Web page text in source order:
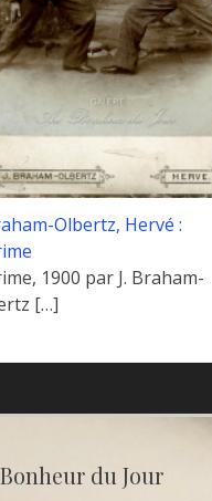
Olbertz, Hervé :
1900 par J. Braham-
[…]
du Jour